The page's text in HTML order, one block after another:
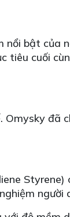
nổi bật của
tiêu cuối
đã
Styrene)
người